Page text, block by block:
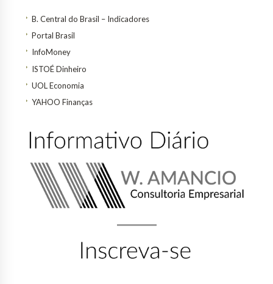
B. Central do Brasil – Indicadores
Portal Brasil
InfoMoney
ISTOÉ Dinheiro
UOL Economia
YAHOO Finanças